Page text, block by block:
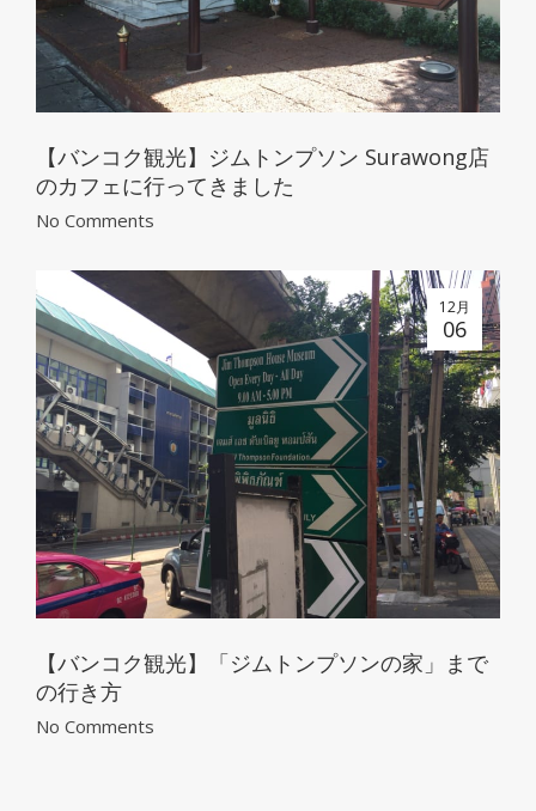
【バンコク観光】ジムトンプソン Surawong店
のカフェに行ってきました
No Comments
12月
06
【バンコク観光】「ジムトンプソンの家」まで
の行き方
No Comments